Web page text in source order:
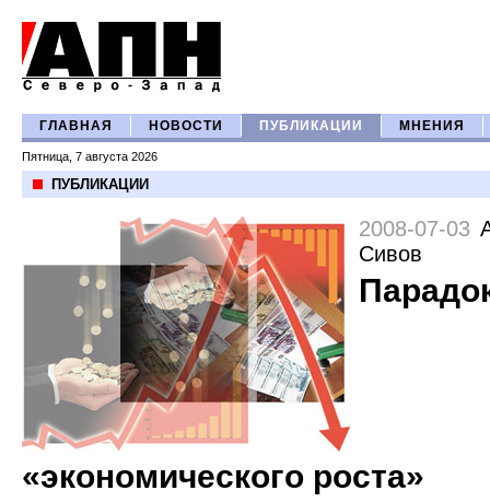
ГЛАВНАЯ НОВОСТИ ПУБЛИКАЦИИ МНЕНИЯ
Пятница, 7 августа 2026
ПУБЛИКАЦИИ
2008-07-03
Сивов
«экономического роста»